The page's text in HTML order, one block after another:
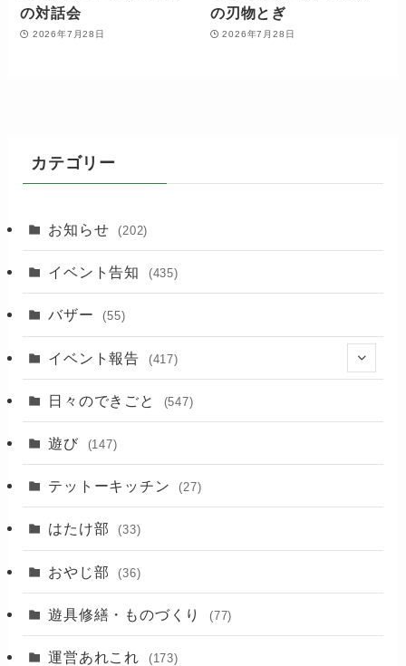
の対話会
2026年7月28日
の刃物とぎ
2026年7月28日
カテゴリー
お知らせ (202)
イベント告知 (435)
バザー (55)
イベント報告 (417)
(2)
(3)
日々のできごと (547)
遊び (147)
テットーキッチン (27)
はたけ部 (33)
おやじ部 (36)
遊具修繕・ものづくり (77)
運営あれこれ (173)